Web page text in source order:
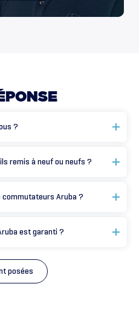
?
remis à neuf ou neufs ?
commutateurs Aruba ?
est garanti ?
posées